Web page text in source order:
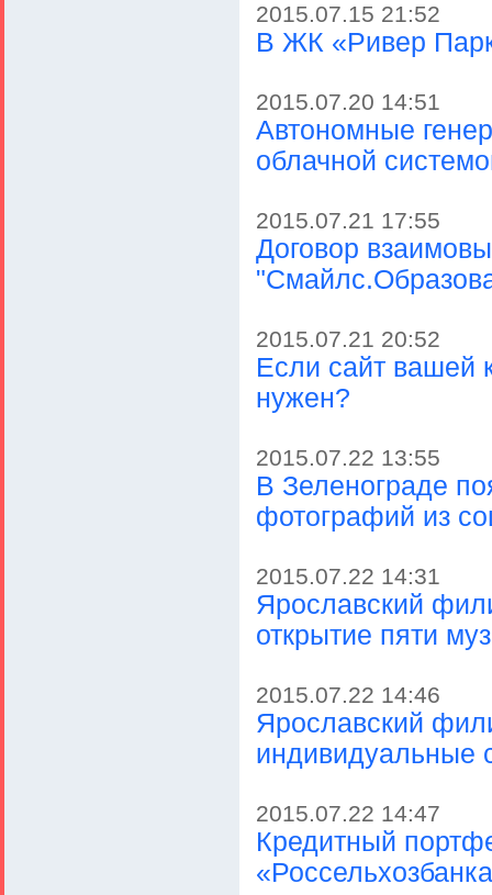
2015.07.15 21:52
В ЖК «Ривер
2015.07.20 14:51
Автономные
облачной
2015.07.21 17:55
Договор
2015.07.21 20:52
Если сайт вашей
нужен?
2015.07.22 13:55
В Зеленограде
фотографий из
2015.07.22 14:31
Ярославский
открытие пяти
2015.07.22 14:46
Ярославский
индивидуальные
2015.07.22 14:47
Кредитный